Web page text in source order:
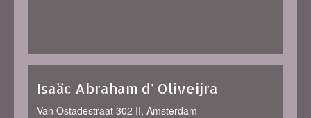
Isaäc Abraham d' Oliveijra
Van Ostadestraat 302 II, Amsterdam